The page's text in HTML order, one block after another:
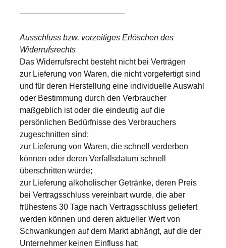
—————————————
Ausschluss bzw. vorzeitiges Erlöschen des
Widerrufsrechts
Das Widerrufsrecht besteht nicht bei Verträgen
zur Lieferung von Waren, die nicht vorgefertigt sind
und für deren Herstellung eine individuelle Auswahl
oder Bestimmung durch den Verbraucher
maßgeblich ist oder die eindeutig auf die
persönlichen Bedürfnisse des Verbrauchers
zugeschnitten sind;
zur Lieferung von Waren, die schnell verderben
können oder deren Verfallsdatum schnell
überschritten würde;
zur Lieferung alkoholischer Getränke, deren Preis
bei Vertragsschluss vereinbart wurde, die aber
frühestens 30 Tage nach Vertragsschluss geliefert
werden können und deren aktueller Wert von
Schwankungen auf dem Markt abhängt, auf die der
Unternehmer keinen Einfluss hat;